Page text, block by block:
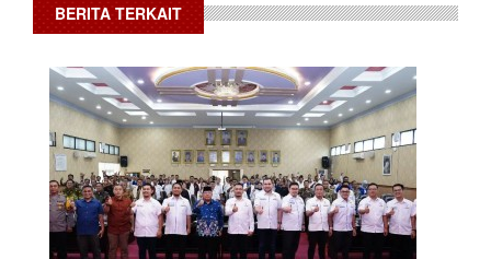
BERITA TERKAIT